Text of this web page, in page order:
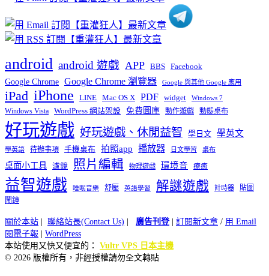
android android 遊戲 APP BBS Facebook
Google Chrome Google Chrome 瀏覽器 Google 與其他 Google 應用
iPad iPhone LINE Mac OS X PDF widget Windows 7
Windows Vista WordPress 網站架設 免費圖庫 動作遊戲 動態桌布
好玩遊戲 好玩遊戲、休閒益智 學日文 學英文
學英語 待辦事項 手機桌布 拍照app 播放器 日文學習 桌布
桌面小工具 濾鏡 照片編輯 物理遊戲 環境音 療癒
益智遊戲 睡眠音樂 舒壓 英語學習 解謎遊戲 計時器
貼圖
鬧鐘
關於本站 | 聯絡站長(Contact Us) | 廣告刊登| 訂閱新文章 / 用 Email
閱電子報 | WordPress
本站使用又快又便宜的： Vultr VPS 日本主機
© 2026 版權所有，非經授權請勿全文轉貼